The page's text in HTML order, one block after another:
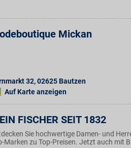
Mickan
32,02625 Bautzen
Auf Karte anzeigen
FISCHER SEIT 1832
Sie hochwertige Damen- und
Marken zu Top-Preisen. Jetzt auch mit